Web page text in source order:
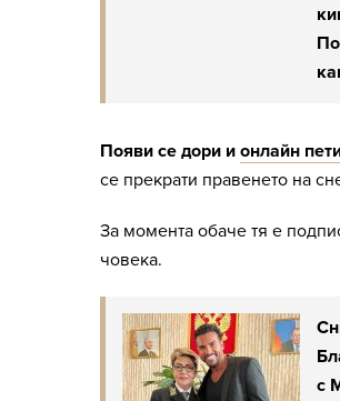
Появи се дори и онлайн
се прекрати правенето на
За момента обаче тя е
човека.
с